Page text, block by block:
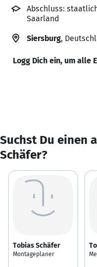
Abschluss:
Saarland
Siersburg,
Logg Dich ein, um alle
Suchst Du einen
Schäfer?
Tobias Schäfer
Montageplaner